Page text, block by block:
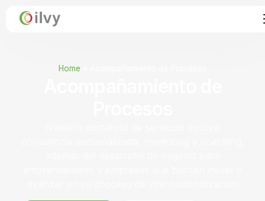
Home